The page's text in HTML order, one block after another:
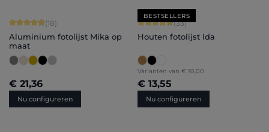
Gemiddelde waardering van 4.89 van 5 sterren
(18)
Aluminium fotolijst Mika op
maat
€ 21,36
Nu configureren
BESTSELLERS
Gemiddelde waardering van 4.79
(33)
Houten fotolijst Ida
Varianten van € 10,00
€ 13,55
Nu configureren